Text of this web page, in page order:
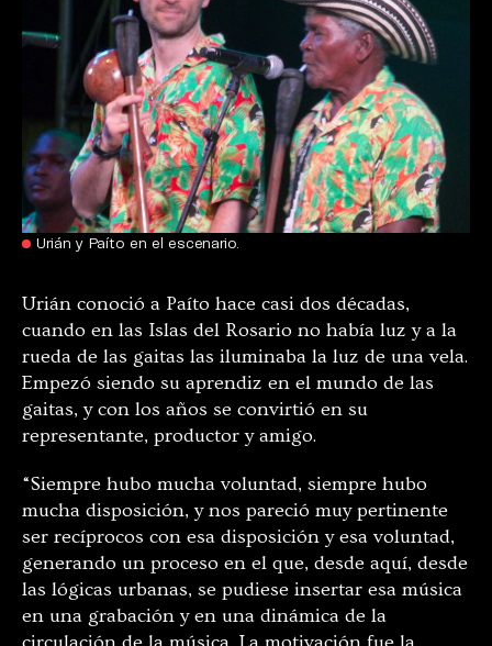
Urián y Paíto en el escenario.
Urián conoció a Paíto hace casi dos décadas,
cuando en las Islas del Rosario no había luz y a la
rueda de las gaitas las iluminaba la luz de una vela.
Empezó siendo su aprendiz en el mundo de las
gaitas, y con los años se convirtió en su
representante, productor y amigo.
“Siempre hubo mucha voluntad, siempre hubo
mucha disposición, y nos pareció muy pertinente
ser recíprocos con esa disposición y esa voluntad,
generando un proceso en el que, desde aquí, desde
las lógicas urbanas, se pudiese insertar esa música
en una grabación y en una dinámica de la